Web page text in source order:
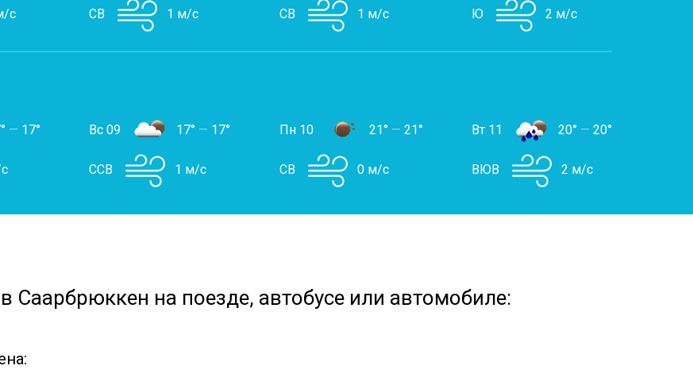
с СВ 1 м/с СВ 1 м/с Ю 2 м/с
— 17° Вс 09 17° — 17°
ССВ 1 м/с
Пн 10 21° — 21°
СВ 0 м/с
Вт 11 20° — 20°
ВЮВ 2 м/с
Саарбрюккен на поезде, автобусе или автомобиле: